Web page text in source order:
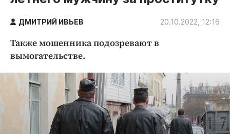
Статьи
Народные новости
Благоустройство
Культура
Недвижимость и ЖКХ
Образование
Общество
ДМИТРИЙ ИВЬЕВ 20.10.2022, 12:16
Также мошенника подозревают в
вымогательстве.